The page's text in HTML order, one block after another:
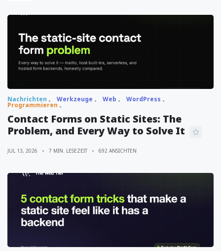
Nachrichten Werkzeuge Web WordPress
Programmieren
Contact Forms on Static Sites: The
Problem, and Every Way to Solve It
JUL 13, 2026 7 MIN. LESEZEIT 692 ANSICHTEN